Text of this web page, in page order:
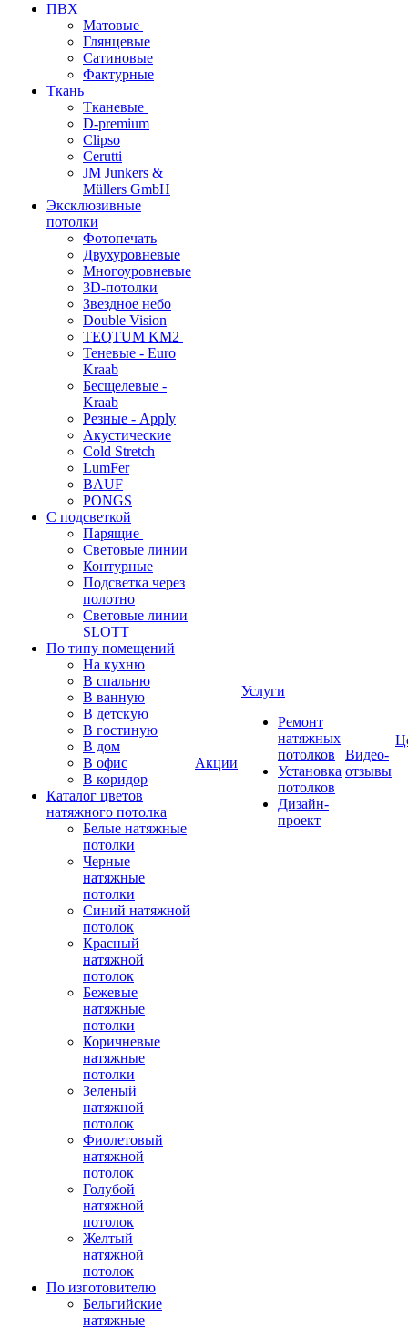
ПВХ
Матовые
Глянцевые
Сатиновые
Фактурные
Ткань
Тканевые
D-premium
Clipso
Cerutti
JM Junkers &
Müllers GmbH
Эксклюзивные
потолки
Фотопечать
Двухуровневые
Многоуровневые
3D-потолки
Звездное небо
Double Vision
TEQTUM KM2
Теневые - Euro
Kraab
Бесщелевые -
Kraab
Резные - Apply
Акустические
Cold Stretch
LumFer
BAUF
PONGS
С подсветкой
Парящие
Световые линии
Контурные
Подсветка через
полотно
Световые линии
SLOTT
По типу помещений
На кухню
В спальню
В ванную
В детскую
В гостиную
В дом
В офис
В коридор
Каталог цветов
натяжного потолка
Белые натяжные
потолки
Черные
натяжные
потолки
Синий натяжной
потолок
Красный
натяжной
потолок
Бежевые
натяжные
потолки
Коричневые
натяжные
потолки
Зеленый
натяжной
потолок
Фиолетовый
натяжной
потолок
Голубой
натяжной
потолок
Желтый
натяжной
потолок
По изготовителю
Бельгийские
натяжные
Акции
Услуги
Ремонт
натяжных
потолков
Установка
потолков
Дизайн-
проект
Видео-
отзывы